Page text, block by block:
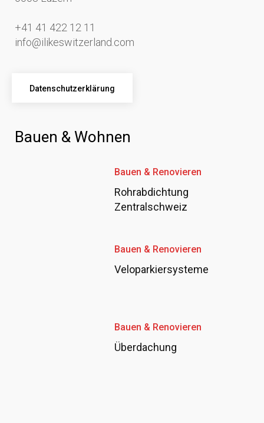
+41 41 422 12 11
info@ilikeswitzerland.com
Datenschutzerklärung
Bauen & Wohnen
Bauen & Renovieren
Rohrabdichtung
Zentralschweiz
Bauen & Renovieren
Veloparkiersysteme
Bauen & Renovieren
Überdachung